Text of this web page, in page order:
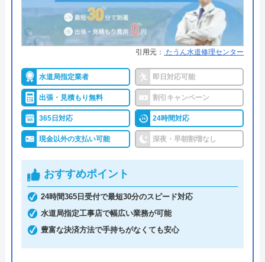
す。特に本社のある藤沢市近郊のエリアは、依頼か
ら最短15で現場まで駆け付けてくれます。すぐに駆
け付けて修理してもらえるので、緊急のトラブルが
発生した場合でも落ち着いて対応することができま
す。見積もりは無料で実施しているので、料金や作
業内容などで気になることがあればお気軽にご依頼
いただけます。
公式サイトを見る
0120-059-306
水回り駆けつけ隊のクチコミ on
3（2件のクチコミ）
引用元： たうん水道修理センター
水道局指定業者 即日対応可能
出張・見積もり無料 割引キャンペーン
365日対応 24時間対応
現金以外の支払い可能 深夜・早朝割増なし
おすすめポイント
24時間365日受付で最短30分のスピード対応
水道局指定工事店で幅広い業務が可能
豊富な決済方法で手持ちがなくても安心